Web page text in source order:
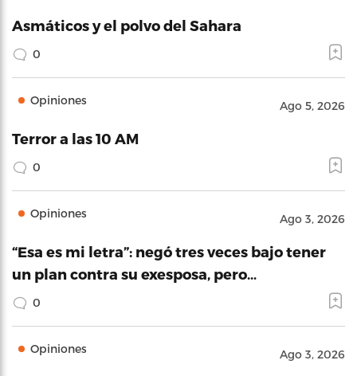
Asmáticos y el polvo del Sahara
0
Opiniones Ago 5, 2026
Terror a las 10 AM
0
Opiniones Ago 3, 2026
“Esa es mi letra”: negó tres veces bajo tener
un plan contra su exesposa, pero…
0
Opiniones Ago 3, 2026